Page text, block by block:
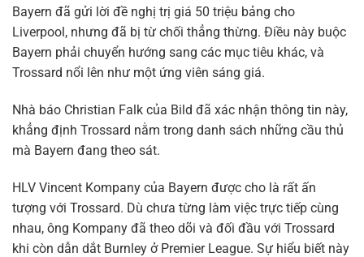
Bayern đã gửi lời đề nghị trị giá 50 triệu bảng cho
Liverpool, nhưng đã bị từ chối thẳng thừng. Điều này buộc
Bayern phải chuyển hướng sang các mục tiêu khác, và
Trossard nổi lên như một ứng viên sáng giá.
Nhà báo Christian Falk của Bild đã xác nhận thông tin này,
khẳng định Trossard nằm trong danh sách những cầu thủ
mà Bayern đang theo sát.
HLV Vincent Kompany của Bayern được cho là rất ấn
tượng với Trossard. Dù chưa từng làm việc trực tiếp cùng
nhau, ông Kompany đã theo dõi và đối đầu với Trossard
khi còn dẫn dắt Burnley ở Premier League. Sự hiểu biết này